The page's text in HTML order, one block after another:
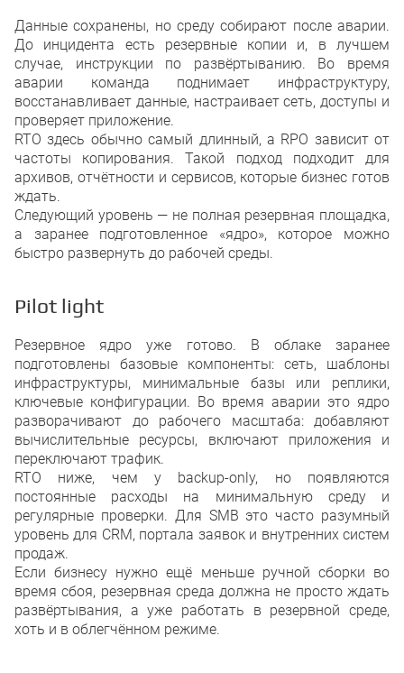
Данные сохранены, но среду собирают после аварии.
До инцидента есть резервные копии и, в лучшем
случае, инструкции по развёртыванию. Во время
аварии команда поднимает инфраструктуру,
восстанавливает данные, настраивает сеть, доступы и
проверяет приложение.
RTO здесь обычно самый длинный, а RPO зависит от
частоты копирования. Такой подход подходит для
архивов, отчётности и сервисов, которые бизнес готов
ждать.
Следующий уровень — не полная резервная площадка,
а заранее подготовленное «ядро», которое можно
быстро развернуть до рабочей среды.
Pilot light
Резервное ядро уже готово. В облаке заранее
подготовлены базовые компоненты: сеть, шаблоны
инфраструктуры, минимальные базы или реплики,
ключевые конфигурации. Во время аварии это ядро
разворачивают до рабочего масштаба: добавляют
вычислительные ресурсы, включают приложения и
переключают трафик.
RTO ниже, чем у backup-only, но появляются
постоянные расходы на минимальную среду и
регулярные проверки. Для SMB это часто разумный
уровень для CRM, портала заявок и внутренних систем
продаж.
Если бизнесу нужно ещё меньше ручной сборки во
время сбоя, резервная среда должна не просто ждать
развёртывания, а уже работать в резервной среде,
хоть и в облегчённом режиме.